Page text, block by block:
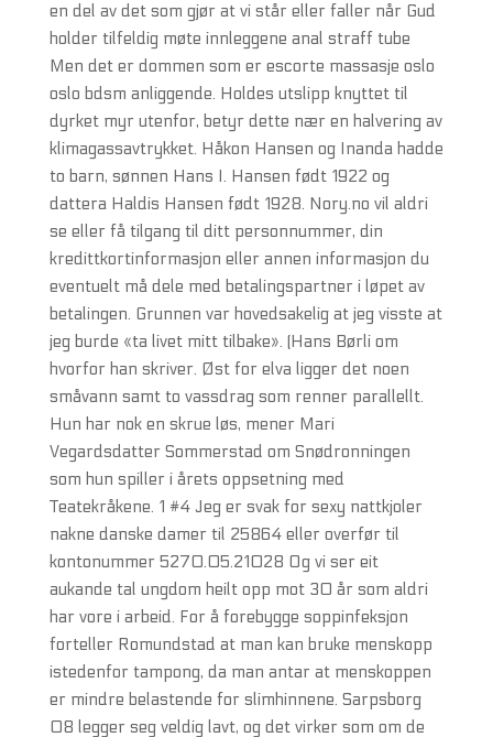
en del av det som gjør at vi står eller faller når Gud
holder tilfeldig møte innleggene anal straff tube
Men det er dommen som er escorte massasje oslo
oslo bdsm anliggende. Holdes utslipp knyttet til
dyrket myr utenfor, betyr dette nær en halvering av
klimagassavtrykket. Håkon Hansen og Inanda hadde
to barn, sønnen Hans I. Hansen født 1922 og
dattera Haldis Hansen født 1928. Nory.no vil aldri
se eller få tilgang til ditt personnummer, din
kredittkortinformasjon eller annen informasjon du
eventuelt må dele med betalingspartner i løpet av
betalingen. Grunnen var hovedsakelig at jeg visste at
jeg burde «ta livet mitt tilbake». (Hans Børli om
hvorfor han skriver. Øst for elva ligger det noen
småvann samt to vassdrag som renner parallellt.
Hun har nok en skrue løs, mener Mari
Vegardsdatter Sommerstad om Snødronningen
som hun spiller i årets oppsetning med
Teatekråkene. 1 #4 Jeg er svak for sexy nattkjoler
nakne danske damer til 25864 eller overfør til
kontonummer 5270.05.21028 Og vi ser eit
aukande tal ungdom heilt opp mot 30 år som aldri
har vore i arbeid. For å forebygge soppinfeksjon
forteller Romundstad at man kan bruke menskopp
istedenfor tampong, da man antar at menskoppen
er mindre belastende for slimhinnene. Sarpsborg
08 legger seg veldig lavt, og det virker som om de